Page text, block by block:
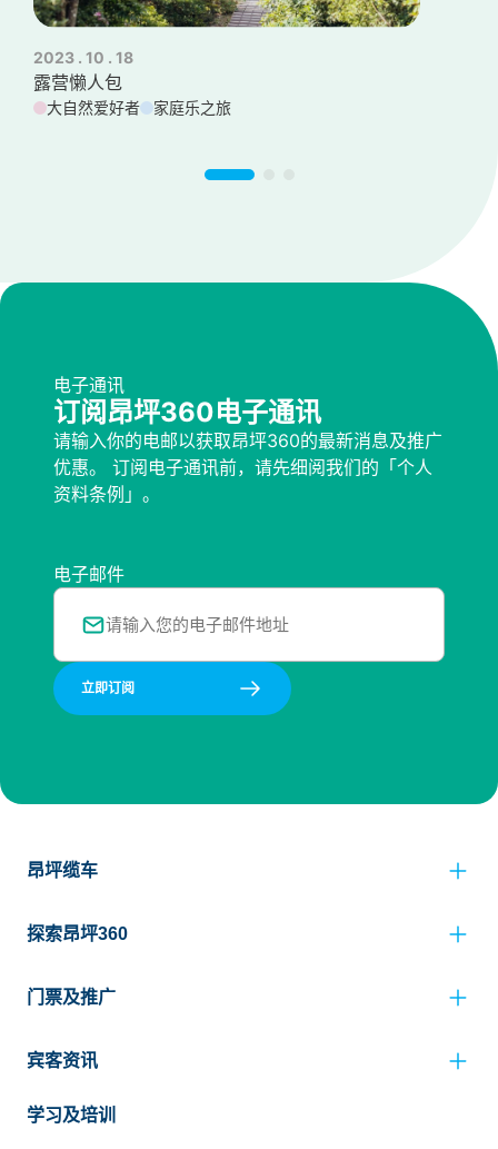
2023 . 10 . 18
露营懒人包
大自然爱好者 家庭乐之旅
电子通讯
订阅昂坪360电子通讯
请输入你的电邮以获取昂坪360的最新消息及推广
优惠。 订阅电子通讯前，请先细阅我们的「个人
资料条例」。
电子邮件
立即订阅
昂坪缆车
探索昂坪360
门票及推广
宾客资讯
学习及培训